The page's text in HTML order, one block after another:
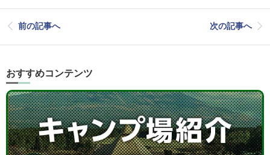
前の記事へ 次の記事へ
おすすめコンテンツ